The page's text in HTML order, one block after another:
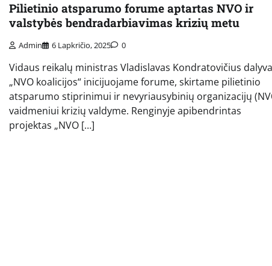
Pilietinio atsparumo forume aptartas NVO ir
valstybės bendradarbiavimas krizių metu
Admin 6 Lapkričio, 2025 0
Vidaus reikalų ministras Vladislavas Kondratovičius
„NVO koalicijos“ inicijuojame forume, skirtame pilietinio
atsparumo stiprinimui ir nevyriausybinių organizacijų
vaidmeniui krizių valdyme. Renginyje apibendrintas
projektas „NVO […]